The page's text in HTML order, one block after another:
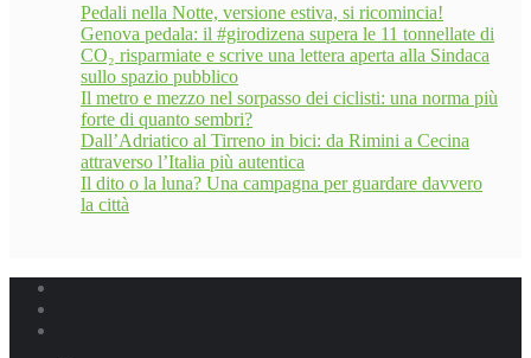
Pedali nella Notte, versione estiva, si ricomincia!
Genova pedala: il #girodizena supera le 11 tonnellate di
CO₂ risparmiate e scrive una lettera aperta alla Sindaca
sullo spazio pubblico
Il metro e mezzo nel sorpasso dei ciclisti: una norma più
forte di quanto sembri?
Dall’Adriatico al Tirreno in bici: da Rimini a Cecina
attraverso l’Italia più autentica
Il dito o la luna? Una campagna per guardare davvero
la città